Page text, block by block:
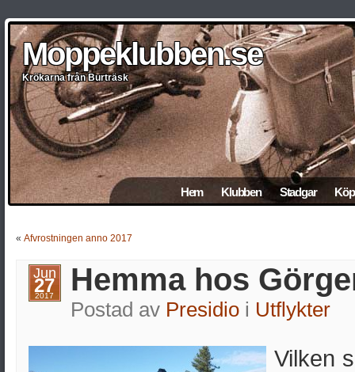
Moppeklubben.se
Moppeklubben.se
Moppeklubben.se
Moppeklubben.se
Moppeklubben.se
Krökarna från Burträsk
Krökarna från Burträsk
Krökarna från Burträsk
Krökarna från Burträsk
Krökarna från Burträsk
Hem Klubben Stadgar
« Afvrostningen anno 2017
Jun
27
2017 Hemma hos
Postad av Presidioi Utflykter
Vilken